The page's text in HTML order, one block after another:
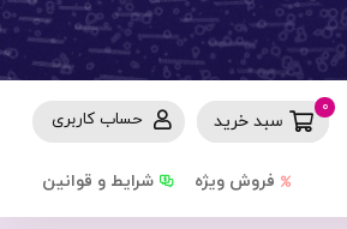
حساب کاربری سبد خرید
0
شرایط و قوانین فروش ویژه